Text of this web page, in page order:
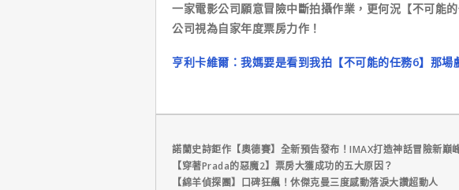
一家電影公司願意冒險中斷拍攝作業，更何況【不可能
公司視為自家年度票房力作！
亨利卡維爾：我媽要是看到我拍【不可能的任務6】那場
諾蘭史詩鉅作【奧德賽】全新預告發布！IMAX打造神話冒險新巔
【穿著Prada的惡魔2】票房大獲成功的五大原因？
【綿羊偵探團】口碑狂飆！休傑克曼三度感動落淚大讚超動人